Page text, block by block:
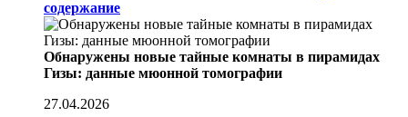
содержание
Обнаружены новые тайные комнаты в пирамидах
Гизы: данные мюонной томографии
27.04.2026